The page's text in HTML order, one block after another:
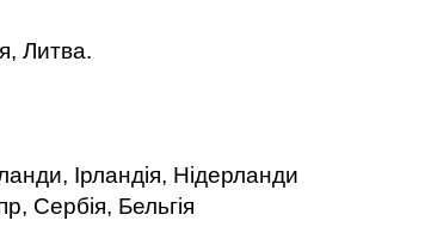
Литва.
Ірландія, Нідерланди
Сербія, Бельгія